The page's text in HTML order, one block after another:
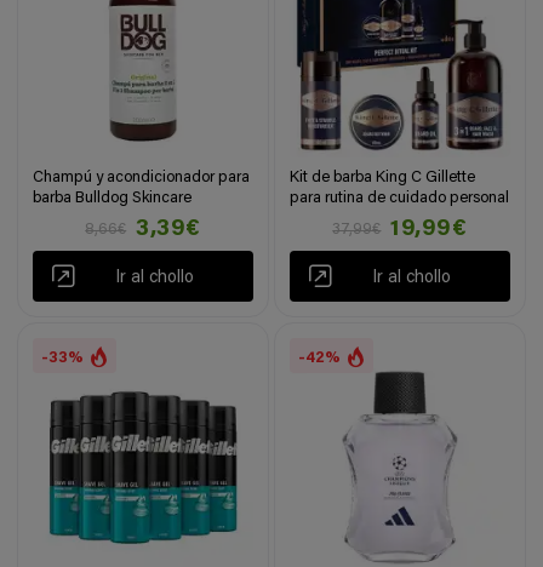
Champú y acondicionador para
barba Bulldog Skincare
8,66€
3,39€
Ir al chollo
Kit de barba King C Gillette
para rutina de cuidado personal
37,99€
19,99€
Ir al chollo
-33% -42%